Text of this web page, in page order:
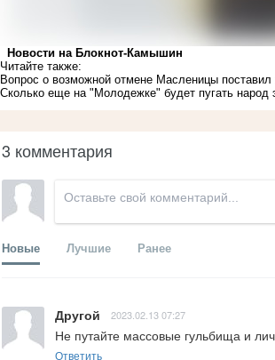
Новости на Блoкнoт-Камышин
Читайте также:
Вопрос о возможной отмене Масленицы
Сколько еще на "Молодежке" будет пугать народ
3 комментария
Новые Лучшие Ранее
Другой 2023.02.13 07:27
Не путайте массовые гульбища и
Ответить